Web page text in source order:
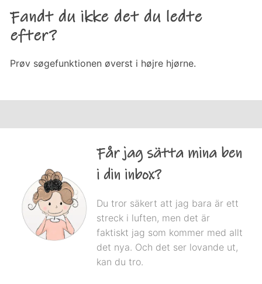
Fandt du ikke det du ledte
efter?
Prøv søgefunktionen øverst i højre hjørne.
Får jag sätta mina ben
i din inbox?
Du tror säkert att jag bara är ett
streck i luften, men det är
faktiskt jag som kommer med allt
det nya. Och det ser lovande ut,
kan du tro.